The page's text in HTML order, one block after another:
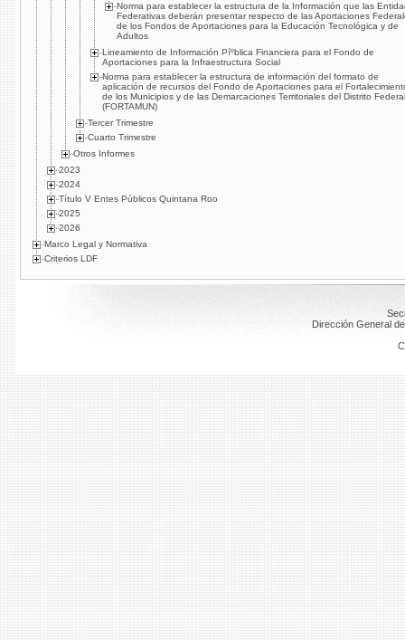
Norma para establecer la estructura de la Información que las
Federativas deberán presentar respecto de las Aportaciones
de los Fondos de Aportaciones para la Educación Tecnológica y de
Adultos
Lineamiento de Información Píºblica Financiera para el Fondo de
Aportaciones para la Infraestructura Social
Norma para establecer la estructura de información del formato de
aplicación de recursos del Fondo de Aportaciones para el
de los Municipios y de las Demarcaciones Territoriales del Distrito Federal
(FORTAMUN)
Tercer Trimestre
Cuarto Trimestre
Otros Informes
2023
2024
Título V Entes Públicos Quintana Roo
2025
2026
Marco Legal y Normativa
Criterios LDF
Dirección General